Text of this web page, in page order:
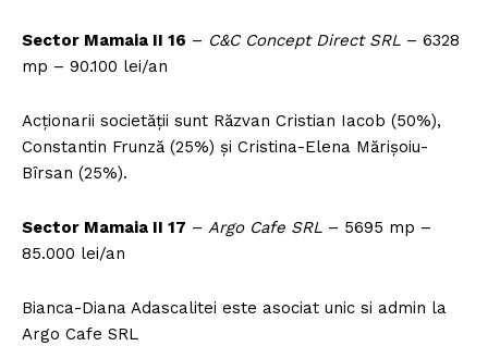
Sector Mamaia II 16 – C&C Concept Direct SRL – 6328
mp – 90.100 lei/an
Acționarii societății sunt Răzvan Cristian Iacob (50%),
Constantin Frunză (25%) și Cristina-Elena Mărișoiu-
Bîrsan (25%).
Sector Mamaia II 17 – Argo Cafe SRL – 5695 mp –
85.000 lei/an
Bianca-Diana Adascalitei este asociat unic si admin la
Argo Cafe SRL